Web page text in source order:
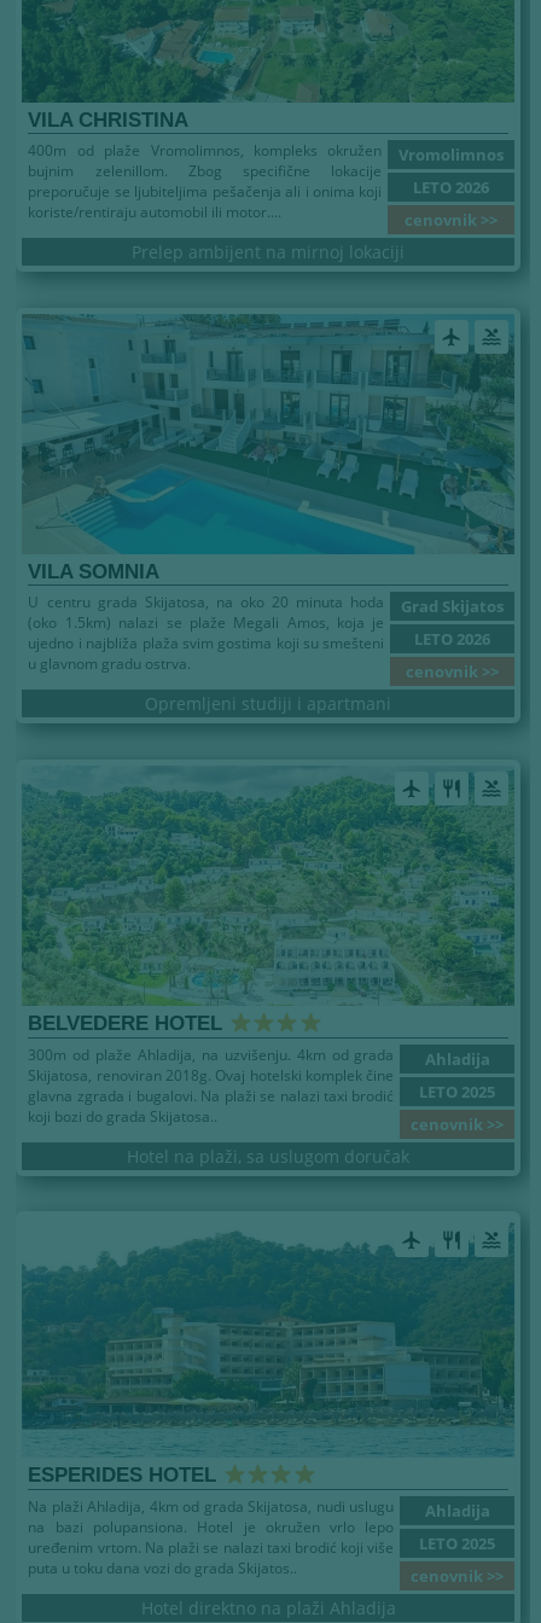
VILA CHRISTINA
Vromolimnos
LETO 2026
cenovnik >>
400m od plaže Vromolimnos, kompleks okružen
bujnim zelenillom. Zbog specifične lokacije
preporučuje se ljubiteljima pešačenja ali i onima koji
koriste/rentiraju automobil ili motor....
Prelep ambijent na mirnoj lokaciji
airplanemode_active pool
VILA SOMNIA
Grad Skijatos
LETO 2026
cenovnik >>
U centru grada Skijatosa, na oko 20 minuta hoda
(oko 1.5km) nalazi se plaže Megali Amos, koja je
ujedno i najbliža plaža svim gostima koji su smešteni
u glavnom gradu ostrva.
Opremljeni studiji i apartmani
airplanemode_active restaurant pool
BELVEDERE HOTEL
Ahladija
LETO 2025
cenovnik >>
300m od plaže Ahladija, na uzvišenju. 4km od grada
Skijatosa, renoviran 2018g. Ovaj hotelski komplek čine
glavna zgrada i bugalovi. Na plaži se nalazi taxi brodić
koji bozi do grada Skijatosa..
Hotel na plaži, sa uslugom doručak
airplanemode_active restaurant pool
ESPERIDES HOTEL
Ahladija
LETO 2025
cenovnik >>
Na plaži Ahladija, 4km od grada Skijatosa, nudi uslugu
na bazi polupansiona. Hotel je okružen vrlo lepo
uređenim vrtom. Na plaži se nalazi taxi brodić koji više
puta u toku dana vozi do grada Skĳatos..
Hotel direktno na plaži Ahladija